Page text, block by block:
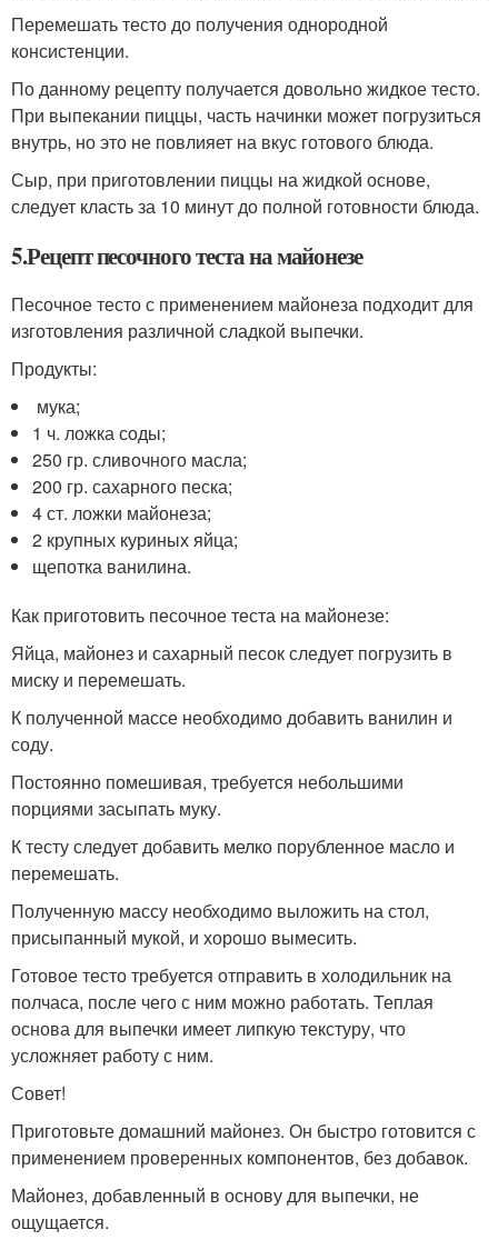
Перемешать тесто до получения однородной
консистенции.
По данному рецепту получается довольно жидкое тесто.
При выпекании пиццы, часть начинки может погрузиться
внутрь, но это не повлияет на вкус готового блюда.
Сыр, при приготовлении пиццы на жидкой основе,
следует класть за 10 минут до полной готовности блюда.
5.Рецепт песочного теста на майонезе
Песочное тесто с применением майонеза подходит для
изготовления различной сладкой выпечки.
Продукты:
мука;
1 ч. ложка соды;
250 гр. сливочного масла;
200 гр. сахарного песка;
4 ст. ложки майонеза;
2 крупных куриных яйца;
щепотка ванилина.
Как приготовить песочное теста на майонезе:
Яйца, майонез и сахарный песок следует погрузить в
миску и перемешать.
К полученной массе необходимо добавить ванилин и
соду.
Постоянно помешивая, требуется небольшими
порциями засыпать муку.
К тесту следует добавить мелко порубленное масло и
перемешать.
Полученную массу необходимо выложить на стол,
присыпанный мукой, и хорошо вымесить.
Готовое тесто требуется отправить в холодильник на
полчаса, после чего с ним можно работать. Теплая
основа для выпечки имеет липкую текстуру, что
усложняет работу с ним.
Совет!
Приготовьте домашний майонез. Он быстро готовится с
применением проверенных компонентов, без добавок.
Майонез, добавленный в основу для выпечки, не
ощущается.